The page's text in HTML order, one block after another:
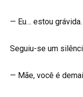
— Eu… estou grávida.
Seguiu-se um
— Mãe, você é